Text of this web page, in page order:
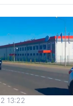
13:22